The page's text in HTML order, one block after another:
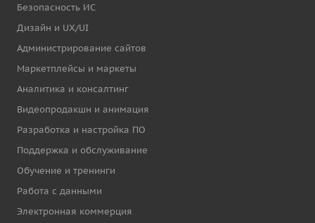
Безопасность ИС
Дизайн и UX/UI
Администрирование сайтов
Маркетплейсы и маркеты
Аналитика и консалтинг
Видеопродакшн и анимация
Разработка и настройка ПО
Поддержка и обслуживание
Обучение и тренинги
Работа с данными
Электронная коммерция